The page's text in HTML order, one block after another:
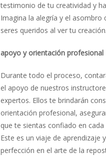
testimonio de tu creatividad y
Imagina la alegría y el asombro
seres queridos al ver tu creación.
apoyo y orientación profesional
Durante todo el proceso,
el apoyo de nuestros
expertos. Ellos te brindarán
orientación profesional,
que te sientas confiado en cada
Este es un viaje de aprendizaje y
perfección en el arte de la